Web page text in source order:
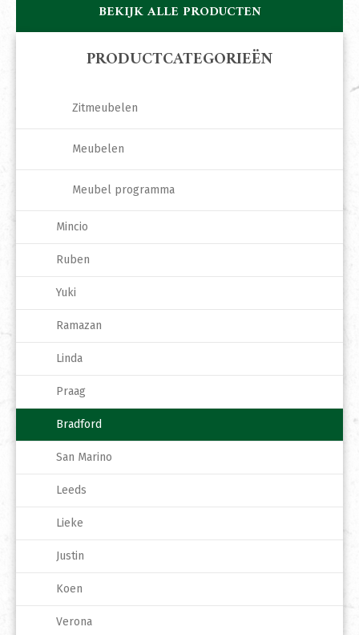
BEKIJK ALLE PRODUCTEN
PRODUCTCATEGORIEËN
Zitmeubelen
Meubelen
Meubel programma
Mincio
Ruben
Yuki
Ramazan
Linda
Praag
Bradford
San Marino
Leeds
Lieke
Justin
Koen
Verona